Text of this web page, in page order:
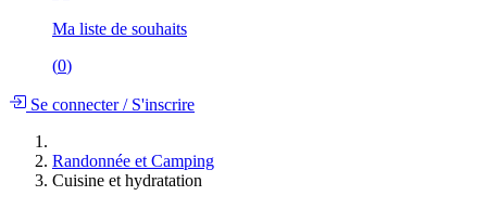
Ma liste de souhaits
(0)
Se connecter/S'inscrire
Randonnée et Camping
Cuisine et hydratation